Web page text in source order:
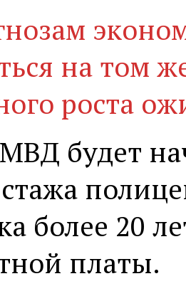
на том
роста
будет
более 20
платы.